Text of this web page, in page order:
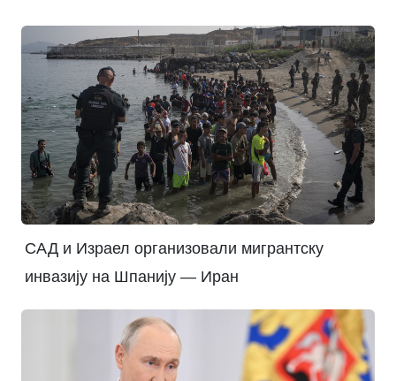
САД и Израел организовали мигрантску
инвазију на Шпанију — Иран